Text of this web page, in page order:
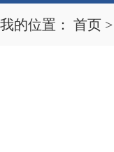
我的位置： 首页 >